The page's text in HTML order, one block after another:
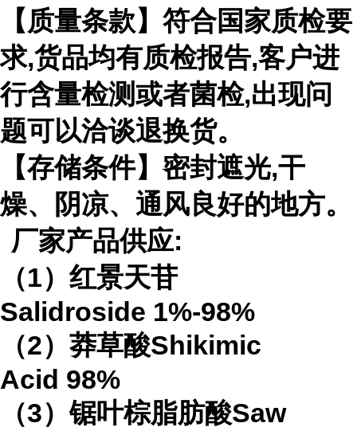
【质量条款】符合国家质检要
求,货品均有质检报告,客户进
行含量检测或者菌检,出现问
题可以洽谈退换货。
【存储条件】密封遮光,干
燥、阴凉、通风良好的地方。
厂家产品供应:
（1）红景天苷
Salidroside 1%-98%
（2）莽草酸Shikimic
Acid 98%
（3）锯叶棕脂肪酸Saw